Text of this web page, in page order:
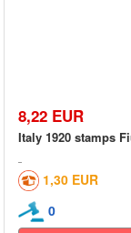
8,22 EUR
Italy 1920 stamps
1,30 EUR
0